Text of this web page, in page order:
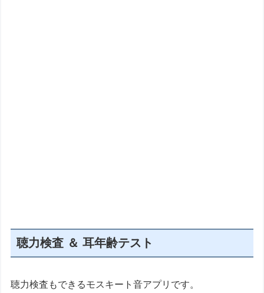
聴力検査 ＆ 耳年齢テスト
聴力検査もできるモスキート音アプリです。